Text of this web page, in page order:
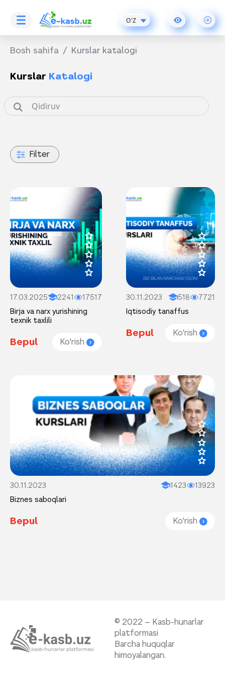
O'Z
Bosh sahifa Kurslar katalogi
Kurslar Katalogi
Filter
17.03.2025 2241
17517
Birja va narx yurishining
texnik taxlili
Bepul Ko'rish
30.11.2023 518
7721
Iqtisodiy tanaffus
Bepul Ko'rish
30.11.2023 1423
13923
Biznes saboqlari
Bepul Ko'rish
© 2022 – Kasb-hunarlar
platformasi
Barcha huquqlar
himoyalangan.